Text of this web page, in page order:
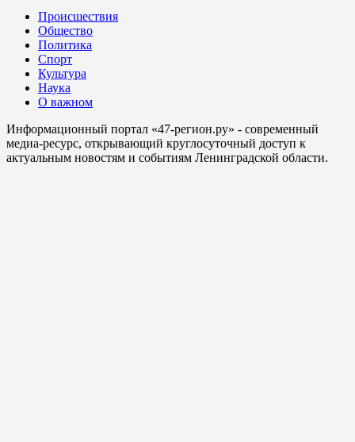
Происшествия
Общество
Политика
Спорт
Культура
Наука
О важном
Информационный портал «47-регион.ру» - современный
медиа-ресурс, открывающий круглосуточный доступ к
актуальным новостям и событиям Ленинградской области.